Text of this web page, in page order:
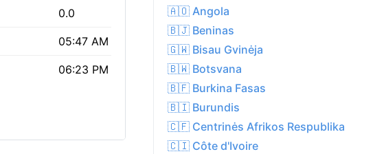
0.0
05:47 AM
06:23 PM
🇦🇴 Angola
🇧🇯 Beninas
🇬🇼 Bisau Gvinėja
🇧🇼 Botsvana
🇧🇫 Burkina Fasas
🇧🇮 Burundis
🇨🇫 Centrinės Afrikos Respublika
🇨🇮 Côte d'Ivoire